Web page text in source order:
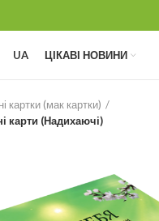
UA ЦІКАВІ НОВИНИ
картки (мак картки)
карти (Надихаючі)